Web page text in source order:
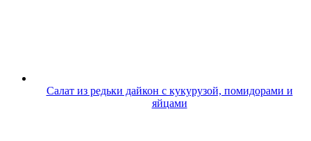
Салат из редьки дайкон с кукурузой, помидорами и
яйцами